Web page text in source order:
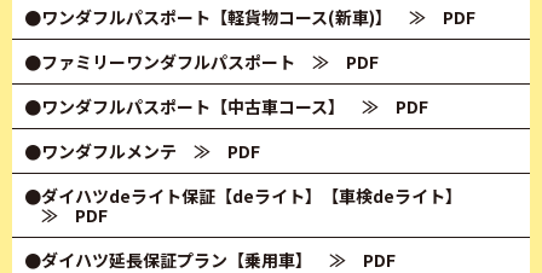
●ワンダフルパスポート【軽貨物コース(新車)】
≫ PDF
●ファミリーワンダフルパスポート ≫ PDF
●ワンダフルパスポート【中古車コース】
≫ PDF
●ワンダフルメンテ ≫ PDF
●ダイハツdeライト保証【deライト】【車検deライト】
≫ PDF
●ダイハツ延長保証プラン【乗用車】
≫ PDF